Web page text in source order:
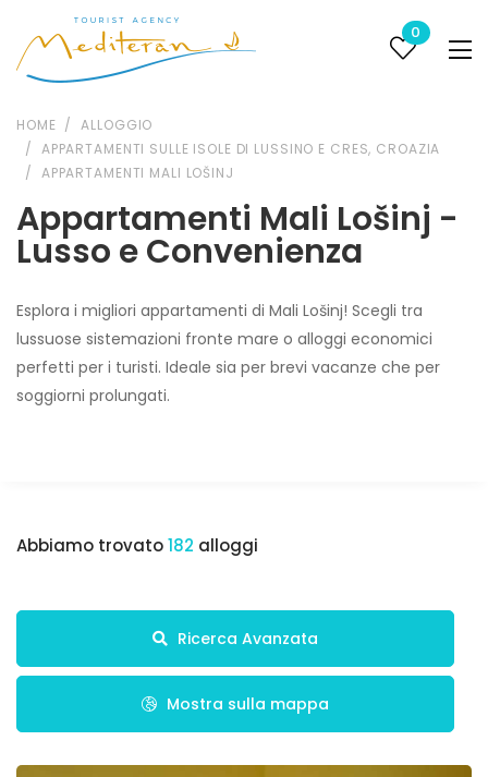
0
HOME
ALLOGGIO
APPARTAMENTI SULLE ISOLE DI LUSSINO E CRES, CROAZIA
APPARTAMENTI MALI LOŠINJ
Appartamenti Mali Lošinj -
Lusso e Convenienza
Esplora i migliori appartamenti di Mali Lošinj! Scegli tra
lussuose sistemazioni fronte mare o alloggi economici
perfetti per i turisti. Ideale sia per brevi vacanze che per
soggiorni prolungati.
Abbiamo trovato182 alloggi
Ricerca Avanzata
Mostra sulla mappa